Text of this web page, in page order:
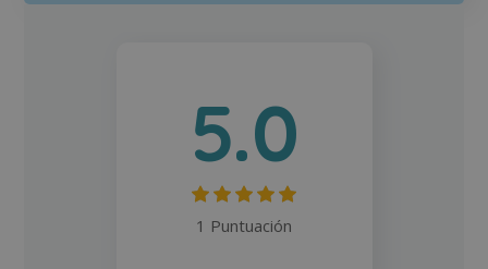
5.0
1 Puntuación